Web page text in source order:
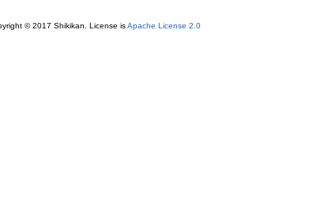
© 2017 Shikikan. License isApache License 2.0